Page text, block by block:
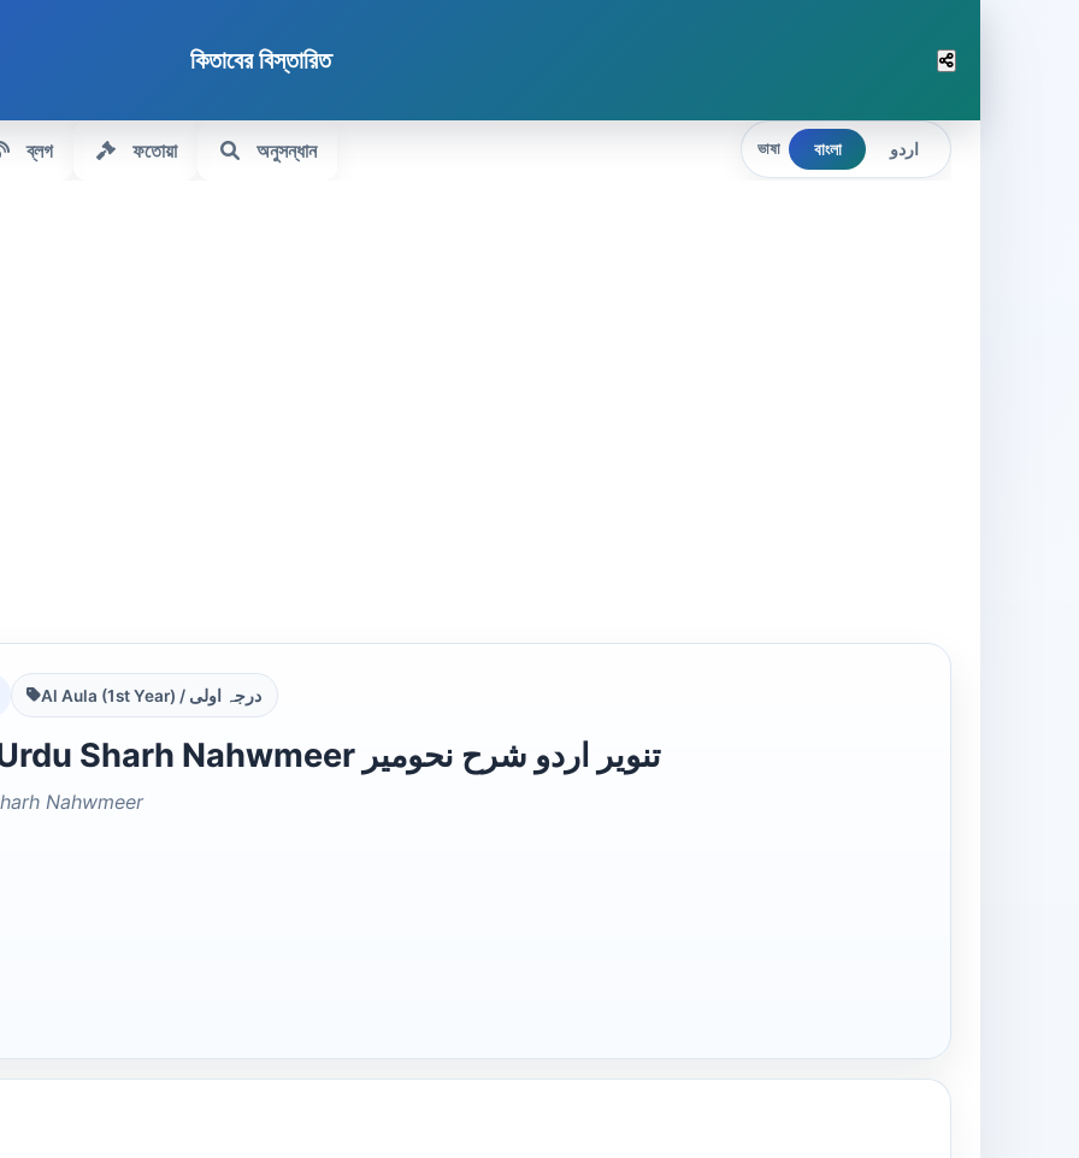
কিতাবের বিস্তারিত
ব্লগ ফতোয়া অনুসন্ধান ভাষা বাংলা اردو
Al Aula (1st Year) / درجہ اولی
Tanveer Urdu Sharh Nahwmeer تنویر اردو شرح نحومیر
Nahwmeer